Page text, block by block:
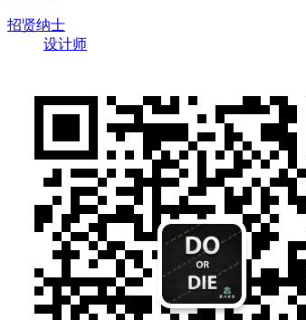
招贤纳士
设计师